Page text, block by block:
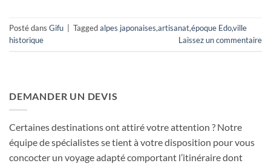
Posté dans Gifu Taggedalpes japonaises,artisanat,époque Edo,ville
historique
Laissez un commentaire
DEMANDER UN DEVIS
Certaines destinations ont attiré votre attention ? Notre
équipe de spécialistes se tient à votre disposition pour vous
concocter un voyage adapté comportant l’itinéraire dont